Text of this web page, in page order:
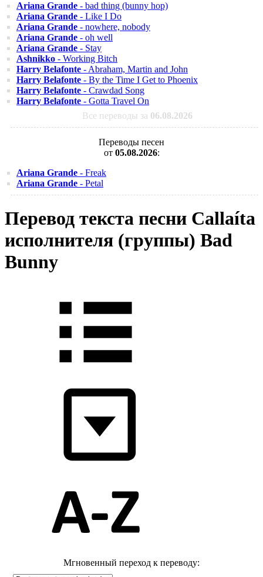
Ariana Grande - bad thing (bunny hop)
Ariana Grande - Like I Do
Ariana Grande - nowhere, nobody
Ariana Grande - oh well
Ariana Grande - Stay
Ashnikko - Working Bitch
Harry Belafonte - Abraham, Martin and John
Harry Belafonte - By the Time I Get to Phoenix
Harry Belafonte - Crawdad Song
Harry Belafonte - Gotta Travel On
Все переводы за 06.08.2026
Переводы песен
от 05.08.2026:
Ariana Grande - Freak
Ariana Grande - Petal
Перевод текста песни Callaíta
исполнителя (группы) Bad
Bunny
Мгновенный переход к переводу: